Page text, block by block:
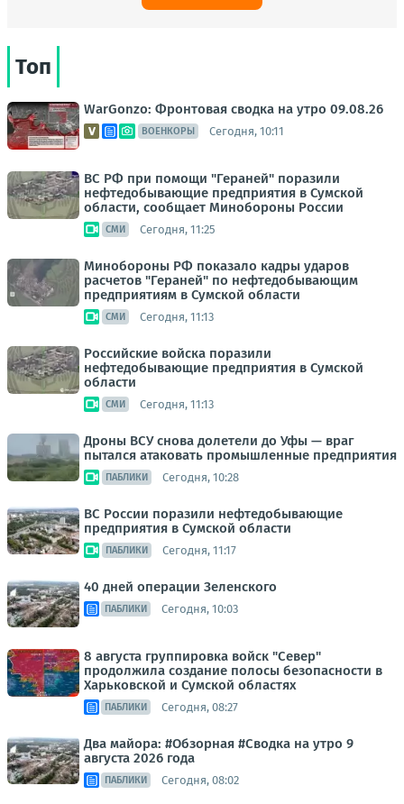
Топ
WarGonzo: Фронтовая сводка на утро 09.08.26
ВОЕНКОРЫ Сегодня, 10:11
ВС РФ при помощи "Гераней" поразили
нефтедобывающие предприятия в Сумской
области, сообщает Минобороны России
СМИ Сегодня, 11:25
Минобороны РФ показало кадры ударов
расчетов "Гераней" по нефтедобывающим
предприятиям в Сумской области
СМИ Сегодня, 11:13
Российские войска поразили
нефтедобывающие предприятия в Сумской
области
СМИ Сегодня, 11:13
Дроны ВСУ снова долетели до Уфы — враг
пытался атаковать промышленные предприятия
ПАБЛИКИ Сегодня, 10:28
ВС России поразили нефтедобывающие
предприятия в Сумской области
ПАБЛИКИ Сегодня, 11:17
40 дней операции Зеленского
ПАБЛИКИ Сегодня, 10:03
8 августа группировка войск "Север"
продолжила создание полосы безопасности в
Харьковской и Сумской областях
ПАБЛИКИ Сегодня, 08:27
Два майора: #Обзорная #Сводка на утро 9
августа 2026 года
ПАБЛИКИ Сегодня, 08:02